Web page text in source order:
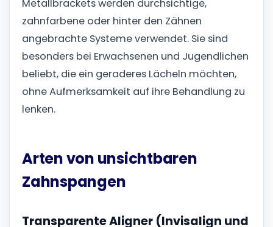
Metallbrackets werden durchsichtige,
zahnfarbene oder hinter den Zähnen
angebrachte Systeme verwendet. Sie sind
besonders bei Erwachsenen und Jugendlichen
beliebt, die ein geraderes Lächeln möchten,
ohne Aufmerksamkeit auf ihre Behandlung zu
lenken.
Arten von unsichtbaren
Zahnspangen
Transparente Aligner (Invisalign und